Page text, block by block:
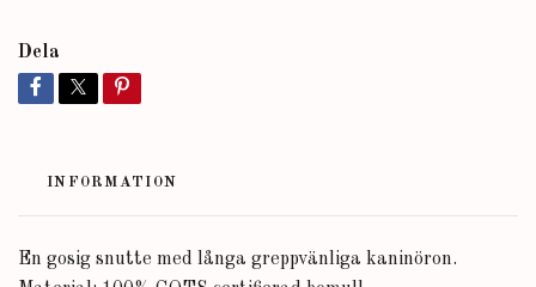
Dela
INFORMATION
En gosig snutte med långa greppvänliga kaninöron.